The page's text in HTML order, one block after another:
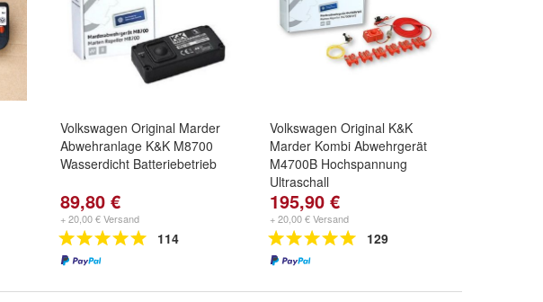
Volkswagen Original Marder
Abwehranlage K&K M8700
Wasserdicht Batteriebetrieb
89,80 €
+ 20,00 € Versand
114
Volkswagen Original K&K
Marder Kombi Abwehrgerät
M4700B Hochspannung
Ultraschall
195,90 €
+ 20,00 € Versand
129